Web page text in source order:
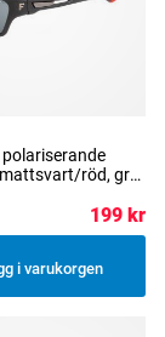
röd, grå
199 kr
i varukorgen